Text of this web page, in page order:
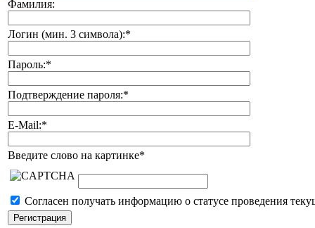
Фамилия:
Логин (мин. 3 символа):*
Пароль:*
Подтверждение пароля:*
E-Mail:*
Введите слово на картинке*
Согласен получать информацию о статусе проведения